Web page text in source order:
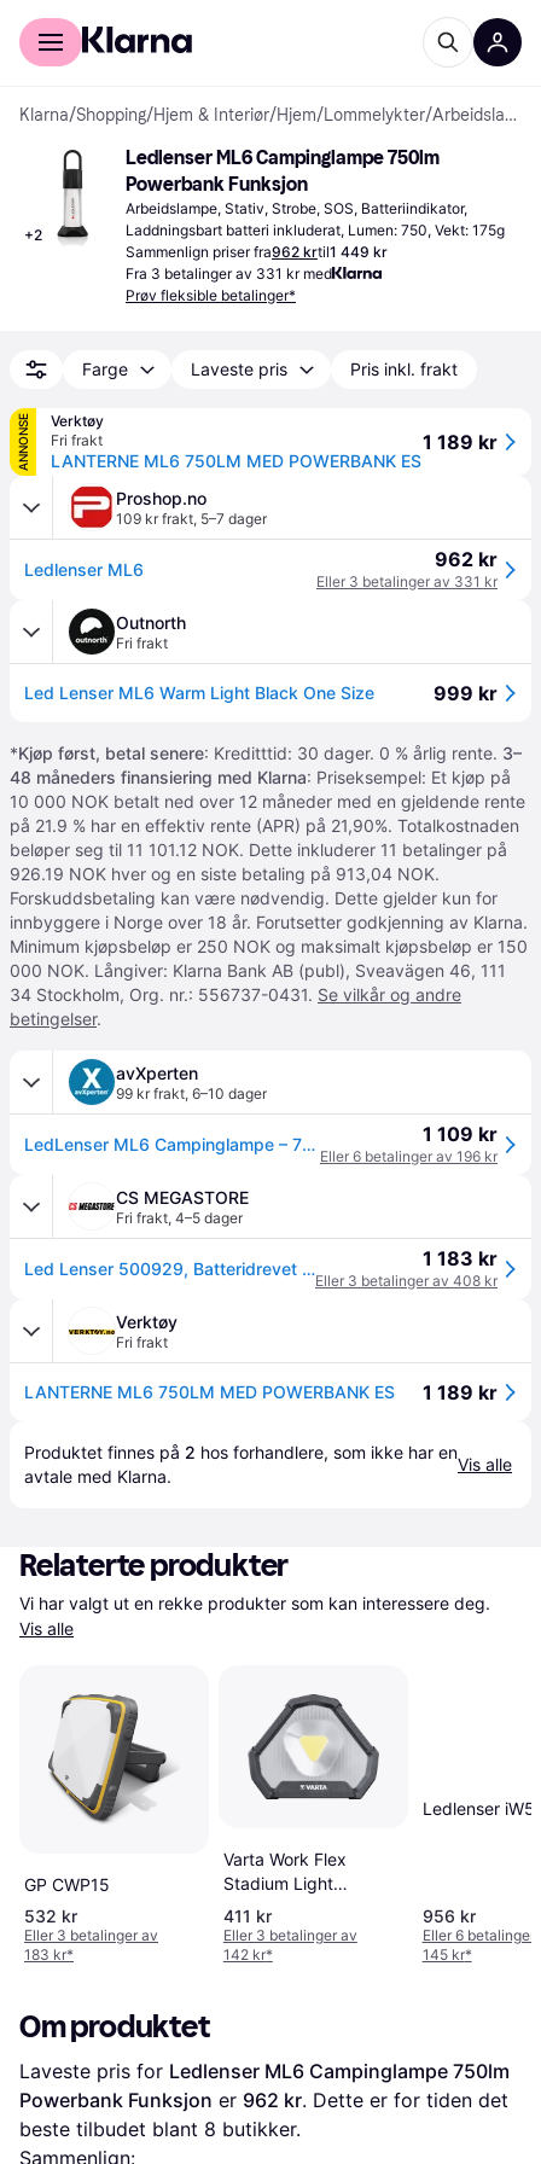
For kunder
Klarna/Shopping/Hjem & Interiør/Hjem/Lommelykter/ Arbeidslamper
+2
Ledlenser ML6 Campinglampe 750lm
Powerbank Funksjon
Arbeidslampe, Stativ, Strobe, SOS, Batteriindikator,
Laddningsbart batteri inkluderat, Lumen: 750, Vekt: 175g
Sammenlign priser fra962 krtil1 449 kr
Fra 3 betalinger av 331 kr med
Prøv fleksible betalinger*
Farge Laveste pris Pris inkl. frakt
ANNONSE
Verktøy
Fri frakt
LANTERNE ML6 750LM MED POWERBANK ES
1 189 kr
Proshop.no
109 kr frakt, 5–7 dager
Ledlenser ML6 962 kr
Eller 3 betalinger av 331 kr
Outnorth
Fri frakt
Led Lenser ML6 Warm Light Black One Size 999 kr
*Kjøp først, betal senere: Kreditttid: 30 dager. 0 % årlig rente. 3–
48 måneders finansiering med Klarna: Priseksempel: Et kjøp på
10 000 NOK betalt ned over 12 måneder med en gjeldende rente
på 21.9 % har en effektiv rente (APR) på 21,90%. Totalkostnaden
beløper seg til 11 101.12 NOK. Dette inkluderer 11 betalinger på
926.19 NOK hver og en siste betaling på 913,04 NOK.
Forskuddsbetaling kan være nødvendig. Dette gjelder kun for
innbyggere i Norge over 18 år. Forutsetter godkjenning av Klarna.
Minimum kjøpsbeløp er 250 NOK og maksimalt kjøpsbeløp er 150
000 NOK. Långiver: Klarna Bank AB (publ), Sveavägen 46, 111
34 Stockholm, Org. nr.: 556737-0431. Se vilkår og andre
betingelser.
avXperten
99 kr frakt, 6–10 dager
LedLenser ML6 Campinglampe – 750 lm, Powerbank-funksjon – Svart/Hvit 1 109 kr
Eller 6 betalinger av 196 kr
CS MEGASTORE
Fri frakt, 4–5 dager
Led Lenser 500929, Batteridrevet campinglykt, Sort, Hvit, Aluminium, Hengeløkke, IP54, 750 lm 1 183 kr
Eller 3 betalinger av 408 kr
Verktøy
Fri frakt
LANTERNE ML6 750LM MED POWERBANK ES 1 189 kr
Produktet finnes på 2 hos forhandlere, som ikke har en
avtale med Klarna.
Vis alle
Relaterte produkter
Vis alle
GP CWP15
532 kr
Eller 3 betalinger av
183 kr*
Varta Work Flex
Stadium Light
Arbeidslampe 1450
Lumen
411 kr
Eller 3 betalinger av
142 kr*
Ledlenser
956 kr
Eller 6 betalinger
145 kr*
Om produktet
Laveste pris for Ledlenser ML6 Campinglampe 750lm
Powerbank Funksjon er 962 kr. Dette er for tiden det
beste tilbudet blant 8 butikker.
Sammenlign: